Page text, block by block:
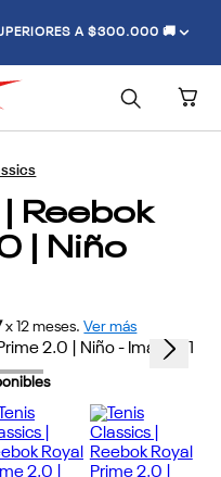
A $300.000 🚚
Reebok
| Niño
x 12 meses. Ver más